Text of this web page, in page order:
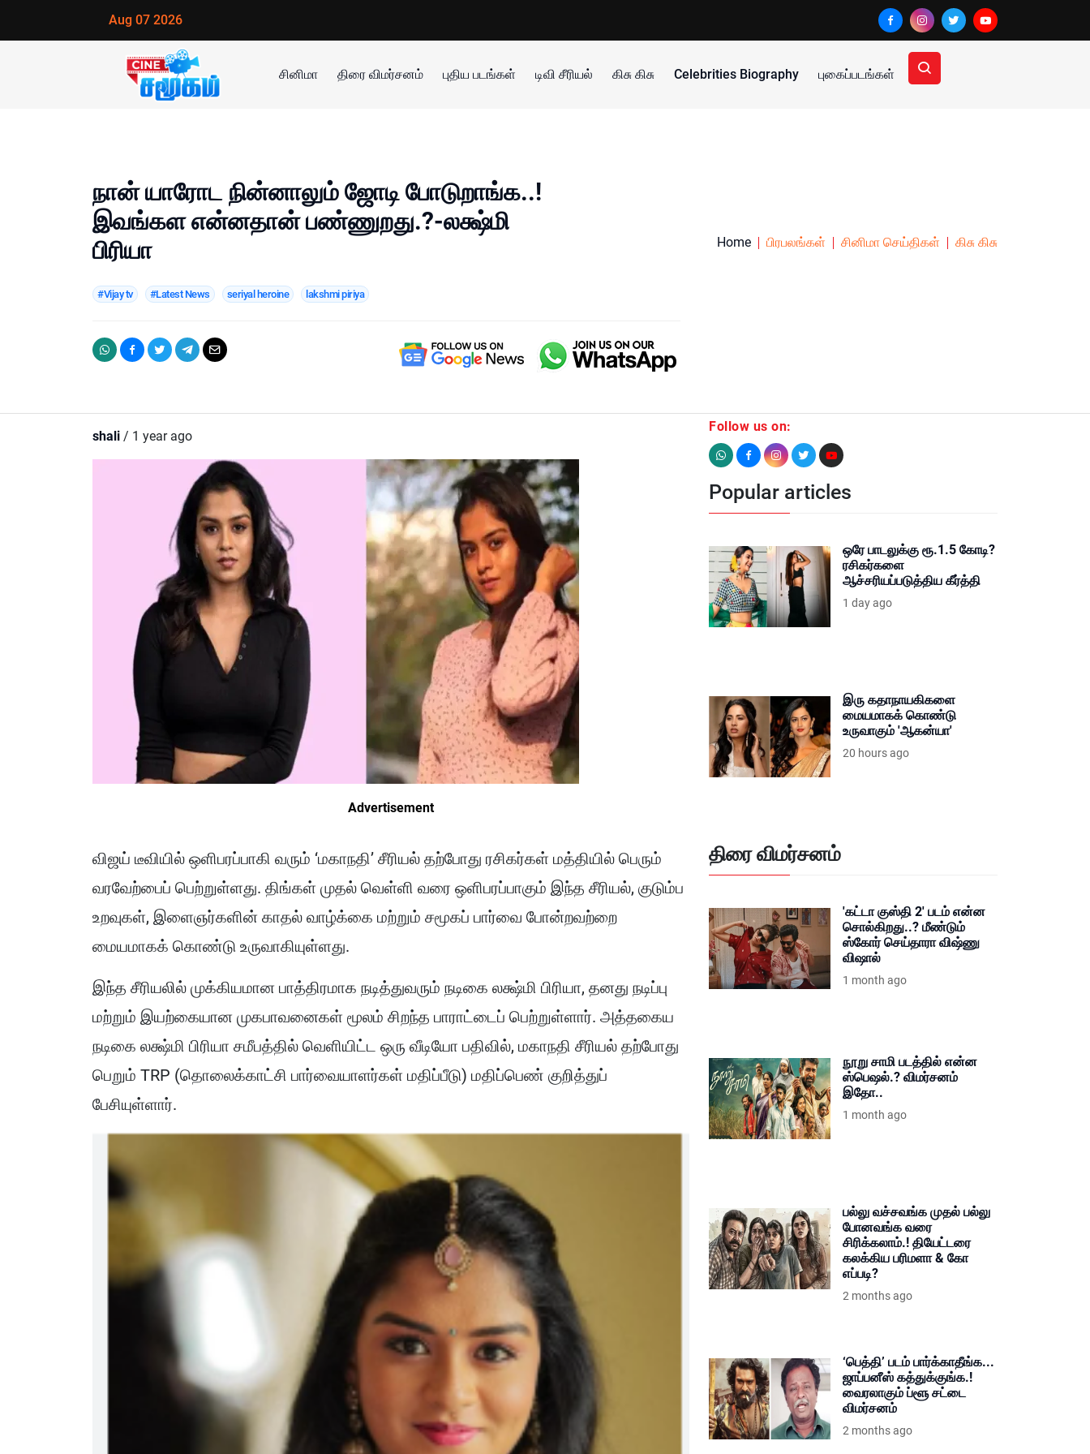
Aug 07 2026
சினிமா திரை விமர்சனம் புதிய படங்கள் டிவி சீரியல் கிசு கிசு Celebrities Biography புகைப்படங்கள்
நான் யாரோட நின்னாலும் ஜோடி போடுறாங்க..!
இவங்கள என்னதான் பண்ணுறது.?-லக்ஷ்மி
பிரியா
#Vijay tv #Latest News seriyal heroine lakshmi piriya
Home பிரபலங்கள் சினிமா செய்திகள் கிசு கிசு
shali / 1 year ago
Advertisement
விஜய் டீவியில் ஒளிபரப்பாகி வரும் ‘மகாநதி’ சீரியல் தற்போது ரசிகர்கள் மத்தியில் பெரும்
வரவேற்பைப் பெற்றுள்ளது. திங்கள் முதல் வெள்ளி வரை ஒளிபரப்பாகும் இந்த சீரியல், குடும்ப
உறவுகள், இளைஞர்களின் காதல் வாழ்க்கை மற்றும் சமூகப் பார்வை போன்றவற்றை
மையமாகக் கொண்டு உருவாகியுள்ளது.
இந்த சீரியலில் முக்கியமான பாத்திரமாக நடித்துவரும் நடிகை லக்ஷ்மி பிரியா, தனது நடிப்பு
மற்றும் இயற்கையான முகபாவனைகள் மூலம் சிறந்த பாராட்டைப் பெற்றுள்ளார். அத்தகைய
நடிகை லக்ஷ்மி பிரியா சமீபத்தில் வெளியிட்ட ஒரு வீடியோ பதிவில், மகாநதி சீரியல் தற்போது
பெறும் TRP (தொலைக்காட்சி பார்வையாளர்கள் மதிப்பீடு) மதிப்பெண் குறித்துப்
பேசியுள்ளார்.
Follow us on:
Popular articles
ஒரே பாடலுக்கு ரூ.1.5 கோடி?
ரசிகர்களை
ஆச்சரியப்படுத்திய கீர்த்தி
1 day ago
இரு கதாநாயகிகளை
மையமாகக் கொண்டு
உருவாகும் 'ஆகன்யா'
20 hours ago
திரை விமர்சனம்
'கட்டா குஸ்தி 2' படம் என்ன
சொல்கிறது..? மீண்டும்
ஸ்கோர் செய்தாரா விஷ்ணு
விஷால்
1 month ago
நூறு சாமி படத்தில் என்ன
ஸ்பெஷல்.? விமர்சனம்
இதோ..
1 month ago
பல்லு வச்சவங்க முதல் பல்லு
போனவங்க வரை
சிரிக்கலாம்.! தியேட்டரை
கலக்கிய பரிமளா & கோ
எப்படி?
2 months ago
‘பெத்தி’ படம் பார்க்காதீங்க...
ஜாப்பனீஸ் கத்துக்குங்க.!
வைரலாகும் ப்ளூ சட்டை
விமர்சனம்
2 months ago